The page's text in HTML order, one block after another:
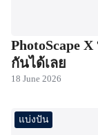
PhotoScape
กันได้เลย
18 June 2026
แบ่งปัน